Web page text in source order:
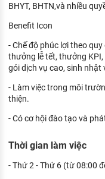
BHYT, BHTN,và nhiều
Benefit Icon
- Chế độ phúc lợi theo
thưởng lễ tết, thưởng
gói dịch vụ cao, sinh nhật
- Làm việc trong môi
thiện.
- Có cơ hội đào tạo và
Thời gian làm việc
- Thứ 2 - Thứ 6 (từ 08:00